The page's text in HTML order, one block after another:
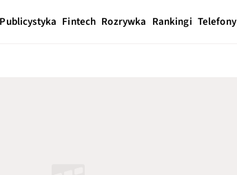
Publicystyka Fintech Rozrywka Rankingi Telefony